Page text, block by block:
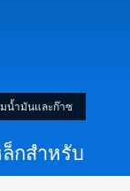
มน้ำมันและก๊าซ
กสำหรับ